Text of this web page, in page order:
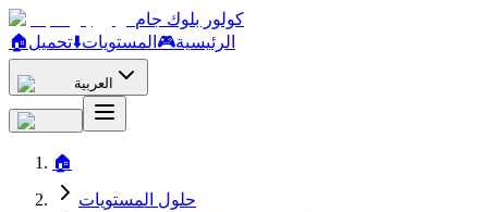
كولور بلوك جام
🏠
الرئيسية🎮 المستويات⬇️تحميل
العربية
🏠
حلول المستويات